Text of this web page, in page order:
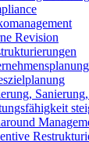
Revision